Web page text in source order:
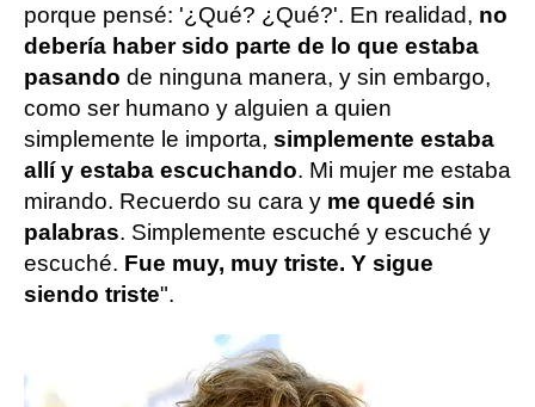
porque pensé: '¿Qué? ¿Qué?'. En realidad, no
debería haber sido parte de lo que estaba
pasando de ninguna manera, y sin embargo,
como ser humano y alguien a quien
simplemente le importa, simplemente estaba
allí y estaba escuchando. Mi mujer me estaba
mirando. Recuerdo su cara y me quedé sin
palabras. Simplemente escuché y escuché y
escuché. Fue muy, muy triste. Y sigue
siendo triste".